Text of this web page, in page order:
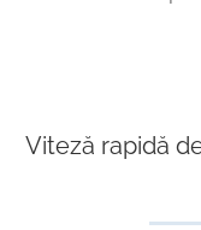
Viteză rapidă